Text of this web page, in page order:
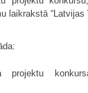
laikrakstā “Latvijas
projektu